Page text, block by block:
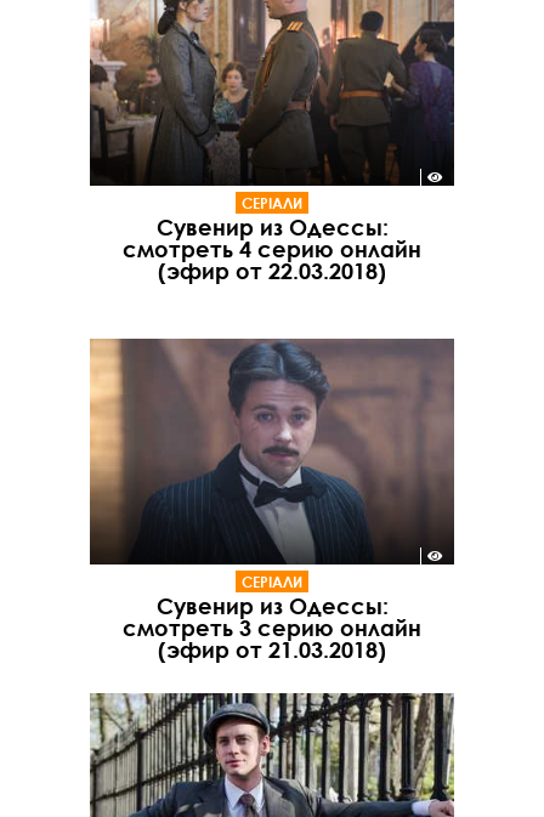
СЕРІАЛИ
Сувенир из Одессы:
смотреть 4 серию онлайн
(эфир от 22.03.2018)
СЕРІАЛИ
Сувенир из Одессы:
смотреть 3 серию онлайн
(эфир от 21.03.2018)